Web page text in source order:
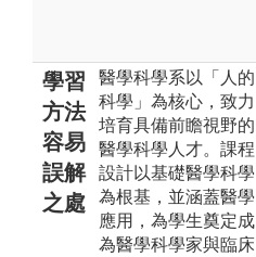
學習
方法
容易
誤解
之處
醫學科學系以「人的
科學」為核心，致力
培育具備前瞻視野的
醫學科學人才。課程
設計以基礎醫學科學
為根基，並涵蓋醫學
應用，為學生奠定成
為醫學科學家與臨床